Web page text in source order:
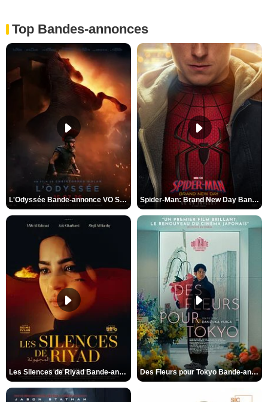
Top Bandes-annonces
L'Odyssée Bande-annonce VO STFR Spider-Man: Brand New Day Bande-annonce VO STFR
Les Silences de Riyad Bande-annonce VO STFR Des Fleurs pour Tokyo Bande-annonce VO STFR